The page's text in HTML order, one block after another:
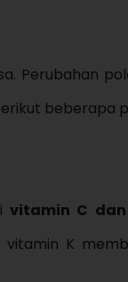
Perubahan
beberapa
vitamin C dan
K